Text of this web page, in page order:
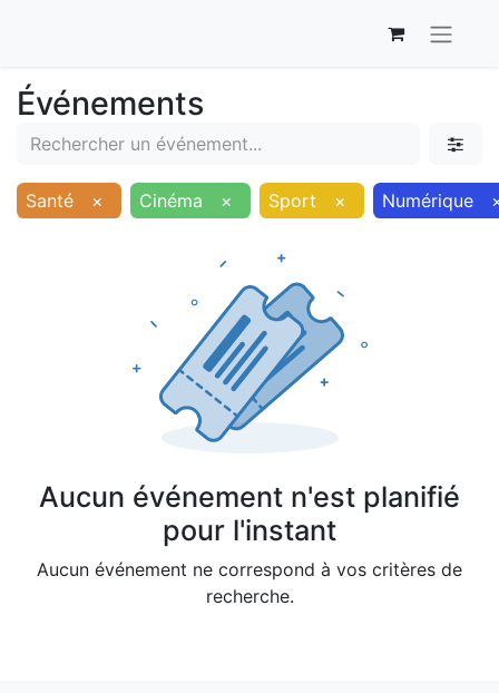
Événements
Santé × Cinéma × Sport × Numérique
Aucun événement n'est planifié
pour l'instant
Aucun événement ne correspond à vos critères de
recherche.